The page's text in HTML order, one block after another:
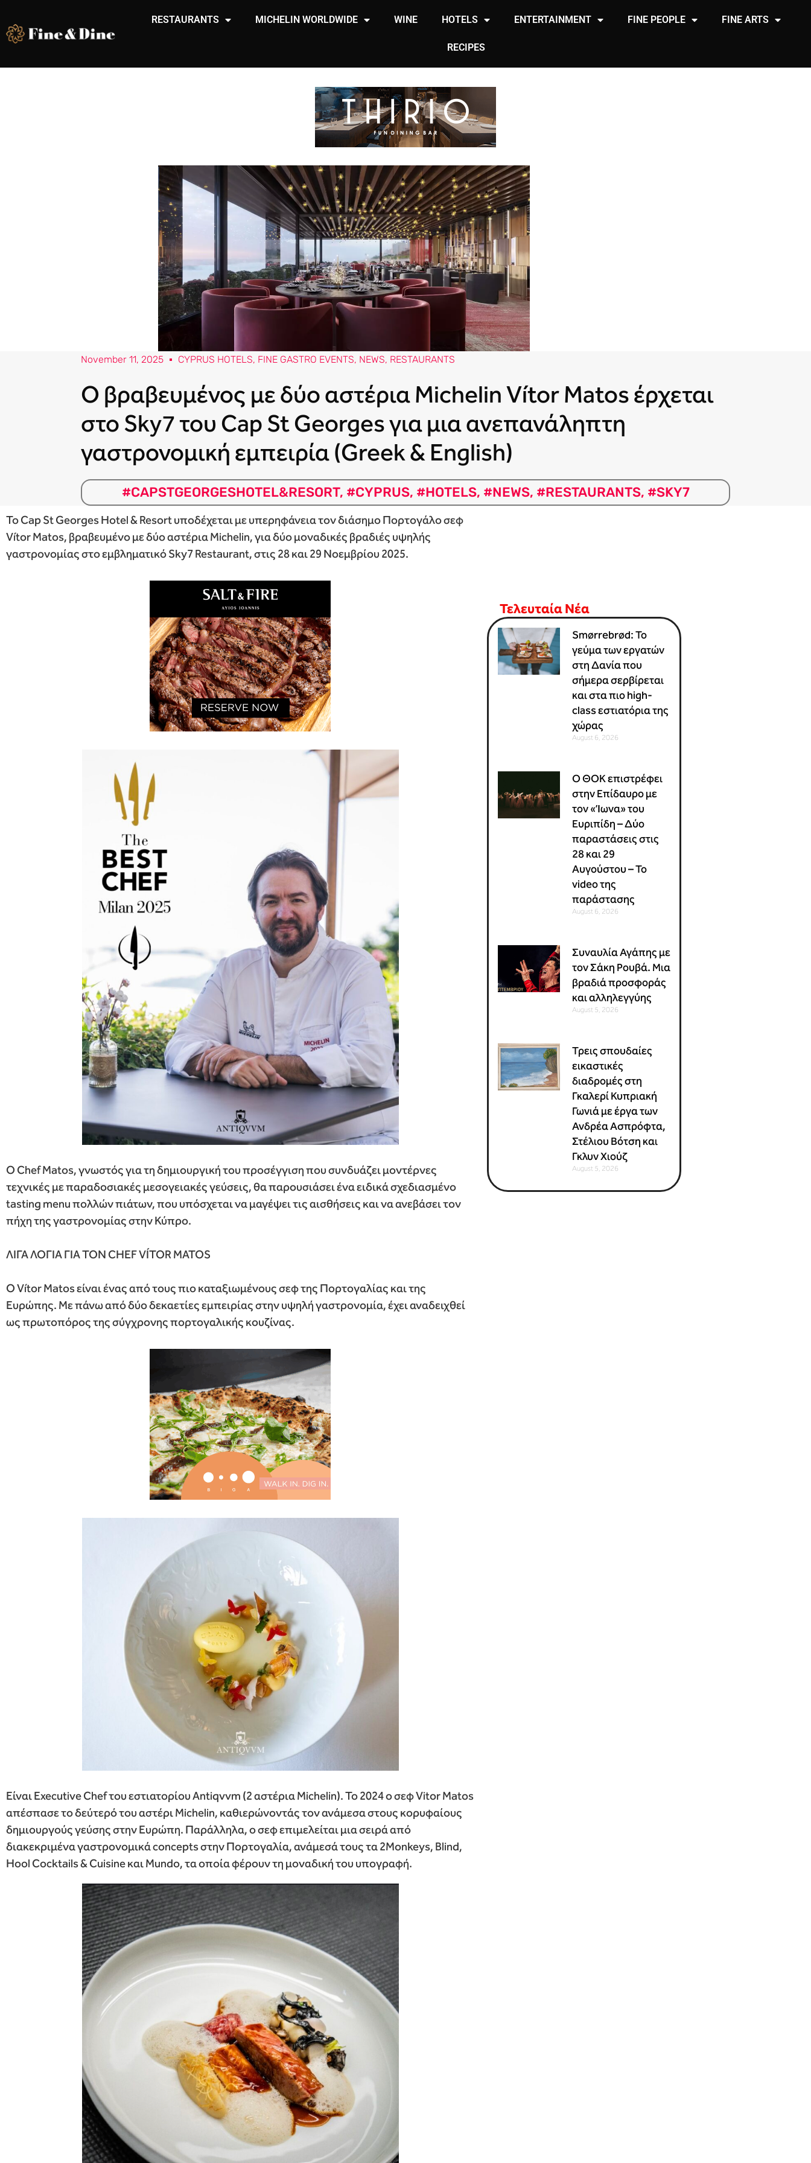
RESTAURANTS MICHELIN WORLDWIDE WINE HOTELS ENTERTAINMENT FINE PEOPLE FINE ARTS
RECIPES
November 11, 2025 CYPRUS HOTELS, FINE GASTRO EVENTS, NEWS, RESTAURANTS
Ο βραβευμένος με δύο αστέρια Michelin Vítor Matos έρχεται
στο Sky7 του Cap St Georges για μια ανεπανάληπτη
γαστρονομική εμπειρία (Greek & English)
#CAPSTGEORGESHOTEL&RESORT, #CYPRUS, #HOTELS, #NEWS, #RESTAURANTS, #SKY7
Το Cap St Georges Hotel & Resort υποδέχεται με υπερηφάνεια τον διάσημο Πορτογάλο σεφ
Vítor Matos, βραβευμένο με δύο αστέρια Michelin, για δύο μοναδικές βραδιές υψηλής
γαστρονομίας στο εμβληματικό Sky7 Restaurant, στις 28 και 29 Νοεμβρίου 2025.
Ο Chef Matos, γνωστός για τη δημιουργική του προσέγγιση που συνδυάζει μοντέρνες
τεχνικές με παραδοσιακές μεσογειακές γεύσεις, θα παρουσιάσει ένα ειδικά σχεδιασμένο
tasting menu πολλών πιάτων, που υπόσχεται να μαγέψει τις αισθήσεις και να ανεβάσει τον
πήχη της γαστρονομίας στην Κύπρο.
ΛΙΓΑ ΛΟΓΙΑ ΓΙΑ ΤΟΝ CHEF VÍTOR MATOS
Ο Vítor Matos είναι ένας από τους πιο καταξιωμένους σεφ της Πορτογαλίας και της
Ευρώπης. Με πάνω από δύο δεκαετίες εμπειρίας στην υψηλή γαστρονομία, έχει αναδειχθεί
ως πρωτοπόρος της σύγχρονης πορτογαλικής κουζίνας.
Είναι Executive Chef του εστιατορίου Antiqvvm (2 αστέρια Michelin). Το 2024 ο σεφ Vitor Matos
απέσπασε το δεύτερό του αστέρι Michelin, καθιερώνοντάς τον ανάμεσα στους κορυφαίους
δημιουργούς γεύσης στην Ευρώπη. Παράλληλα, ο σεφ επιμελείται μια σειρά από
διακεκριμένα γαστρονομικά concepts στην Πορτογαλία, ανάμεσά τους τα 2Monkeys, Blind,
Hool Cocktails & Cuisine και Mundo, τα οποία φέρουν τη μοναδική του υπογραφή.
Τελευταία Νέα
Smørrebrød: Το
γεύμα των εργατών
στη Δανία που
σήμερα σερβίρεται
και στα πιο high-
class εστιατόρια της
χώρας
August 6, 2026
Ο ΘΟΚ επιστρέφει
στην Επίδαυρο με
τον «Ίωνα» του
Ευριπίδη – Δύο
παραστάσεις στις
28 και 29
Αυγούστου – Το
video της
παράστασης
August 6, 2026
Συναυλία Αγάπης με
τον Σάκη Ρουβά. Μια
βραδιά προσφοράς
και αλληλεγγύης
August 5, 2026
Τρεις σπουδαίες
εικαστικές
διαδρομές στη
Γκαλερί Κυπριακή
Γωνιά με έργα των
Ανδρέα Ασπρόφτα,
Στέλιου Βότση και
Γκλυν Χιούζ
August 5, 2026